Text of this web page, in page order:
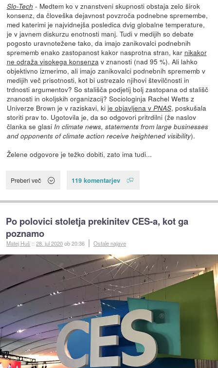
Slo-Tech - Medtem ko v znanstveni skupnosti obstaja zelo širok
konsenz, da človeška dejavnost povzroča podnebne spremembe,
med katerimi je najvidnejša posledica dvig globalne temperature,
je v javnem diskurzu enotnosti manj. Tudi v medijih so debate
pogosto uravnotežene tako, da imajo zanikovalci podnebnih
sprememb enako zastopanost kakor nasprotna stran, kar nikakor
ne odraža visokega konsenzav znanosti (nad 95 %). Ali lahko
objektivno izmerimo, ali imajo zanikovalci podnebnih sprememb v
medijih več prisotnosti, kot bi ustrezalo njihovi številčnosti in
trdnosti argumentov? So stališča podjetij bolj zastopana od stališč
znanosti in okoljskih organizacij? Sociologinja Rachel Wetts z
Univerze Brown je v raziskavi, ki je objavljena v PNAS, poskušala
storiti prav to. Ugotovila je, da so odgovori pritrdilni (že naslov
članka se glasi In climate news, statements from large businesses
and opponents of climate action receive heightened visibility).
Želene odgovore je težko dobiti, zato ima tudi...
Preberi več 119 komentarjev
Po polovici stoletja prekinitev CES-a, kot ga
poznamo
Matej Huš ::28. jul 2020ob 20:36 Ostale najave